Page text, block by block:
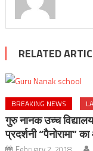
RELATED
BREAKING NEWS
गुरु नानक उच्च
प्रदर्शनी “पैनोरामा”